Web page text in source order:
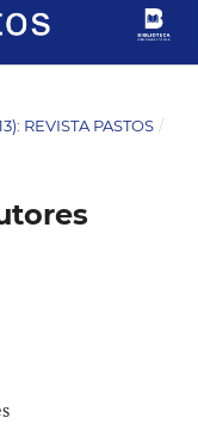
REVISTA PASTOS /